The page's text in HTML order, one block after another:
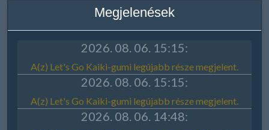
Megjelenések